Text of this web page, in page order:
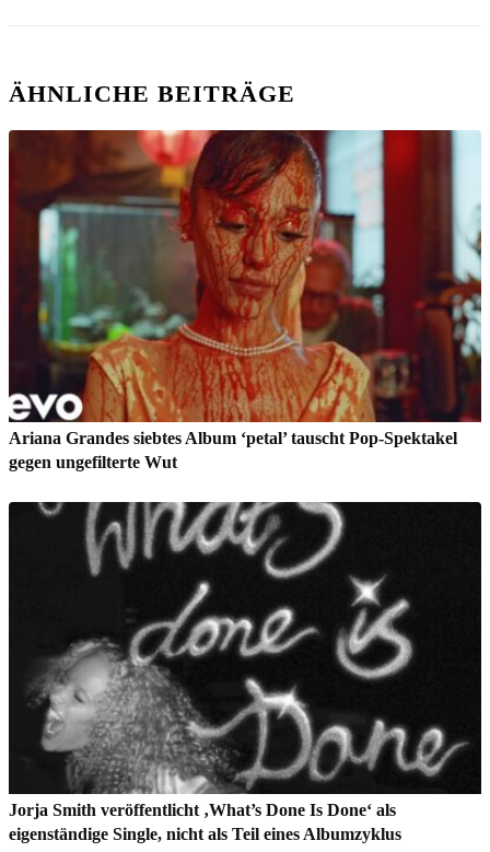
ÄHNLICHE BEITRÄGE
Ariana Grandes siebtes Album ‘petal’ tauscht Pop-Spektakel
gegen ungefilterte Wut
Jorja Smith veröffentlicht ‚What’s Done Is Done‘ als
eigenständige Single, nicht als Teil eines Albumzyklus